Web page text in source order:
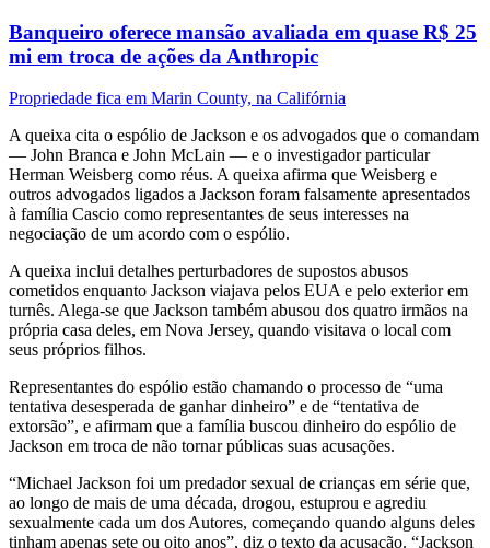
Banqueiro oferece mansão avaliada em quase R$ 25
mi em troca de ações da Anthropic
Propriedade fica em Marin County, na Califórnia
A queixa cita o espólio de Jackson e os advogados que o comandam
— John Branca e John McLain — e o investigador particular
Herman Weisberg como réus. A queixa afirma que Weisberg e
outros advogados ligados a Jackson foram falsamente apresentados
à família Cascio como representantes de seus interesses na
negociação de um acordo com o espólio.
A queixa inclui detalhes perturbadores de supostos abusos
cometidos enquanto Jackson viajava pelos EUA e pelo exterior em
turnês. Alega-se que Jackson também abusou dos quatro irmãos na
própria casa deles, em Nova Jersey, quando visitava o local com
seus próprios filhos.
Representantes do espólio estão chamando o processo de “uma
tentativa desesperada de ganhar dinheiro” e de “tentativa de
extorsão”, e afirmam que a família buscou dinheiro do espólio de
Jackson em troca de não tornar públicas suas acusações.
“Michael Jackson foi um predador sexual de crianças em série que,
ao longo de mais de uma década, drogou, estuprou e agrediu
sexualmente cada um dos Autores, começando quando alguns deles
tinham apenas sete ou oito anos”, diz o texto da acusação. “Jackson